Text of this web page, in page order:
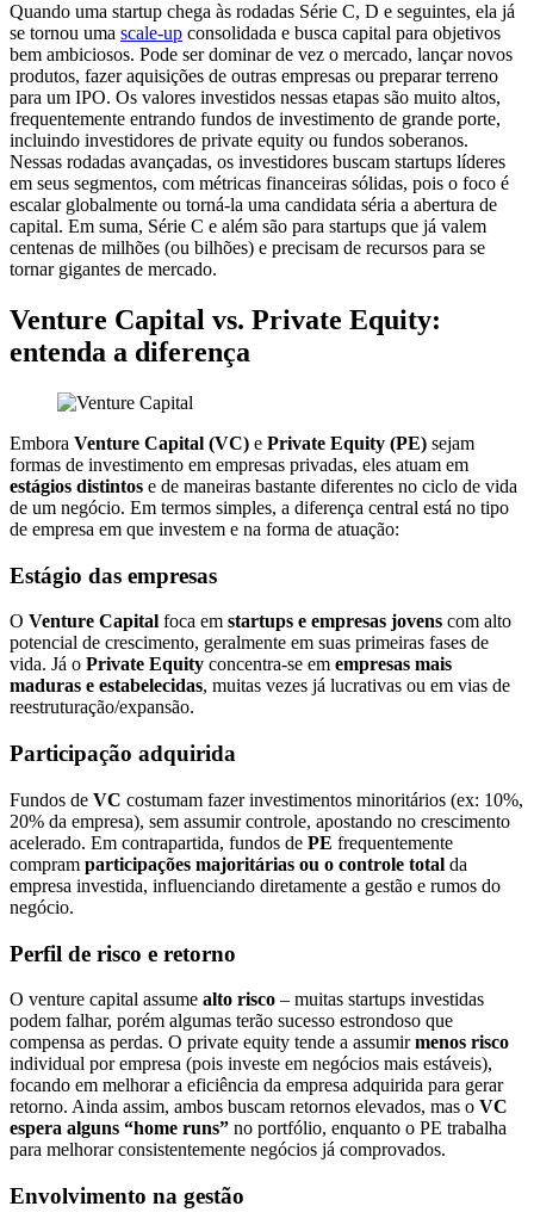
Quando uma startup chega às rodadas Série C, D e seguintes, ela já
se tornou uma scale-up consolidada e busca capital para objetivos
bem ambiciosos. Pode ser dominar de vez o mercado, lançar novos
produtos, fazer aquisições de outras empresas ou preparar terreno
para um IPO. Os valores investidos nessas etapas são muito altos,
frequentemente entrando fundos de investimento de grande porte,
incluindo investidores de private equity ou fundos soberanos.
Nessas rodadas avançadas, os investidores buscam startups líderes
em seus segmentos, com métricas financeiras sólidas, pois o foco é
escalar globalmente ou torná-la uma candidata séria a abertura de
capital. Em suma, Série C e além são para startups que já valem
centenas de milhões (ou bilhões) e precisam de recursos para se
tornar gigantes de mercado.
Venture Capital vs. Private Equity:
entenda a diferença
Embora Venture Capital (VC) e Private Equity (PE) sejam
formas de investimento em empresas privadas, eles atuam em
estágios distintos e de maneiras bastante diferentes no ciclo de vida
de um negócio. Em termos simples, a diferença central está no tipo
de empresa em que investem e na forma de atuação:
Estágio das empresas
O Venture Capital foca em startups e empresas jovens com alto
potencial de crescimento, geralmente em suas primeiras fases de
vida. Já o Private Equity concentra-se em empresas mais
maduras e estabelecidas, muitas vezes já lucrativas ou em vias de
reestruturação/expansão.
Participação adquirida
Fundos de VC costumam fazer investimentos minoritários (ex: 10%,
20% da empresa), sem assumir controle, apostando no crescimento
acelerado. Em contrapartida, fundos de PE frequentemente
compram participações majoritárias ou o controle total da
empresa investida, influenciando diretamente a gestão e rumos do
negócio.
Perfil de risco e retorno
O venture capital assume alto risco – muitas startups investidas
podem falhar, porém algumas terão sucesso estrondoso que
compensa as perdas. O private equity tende a assumirmenos risco
individual por empresa (pois investe em negócios mais estáveis),
focando em melhorar a eficiência da empresa adquirida para gerar
retorno. Ainda assim, ambos buscam retornos elevados, mas o VC
espera alguns “home runs” no portfólio, enquanto o PE trabalha
para melhorar consistentemente negócios já comprovados.
Envolvimento na gestão